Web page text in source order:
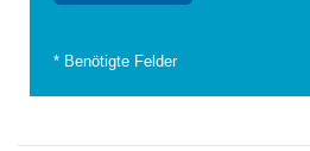
* Benötigte Felder